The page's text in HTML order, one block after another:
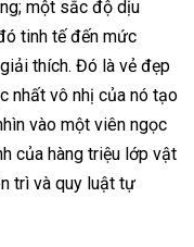
một sắc độ dịu
tinh tế đến mức
thích. Đó là vẻ đẹp
nhất vô nhị của nó tạo
vào một viên ngọc
của hàng triệu lớp vật
trì và quy luật tự